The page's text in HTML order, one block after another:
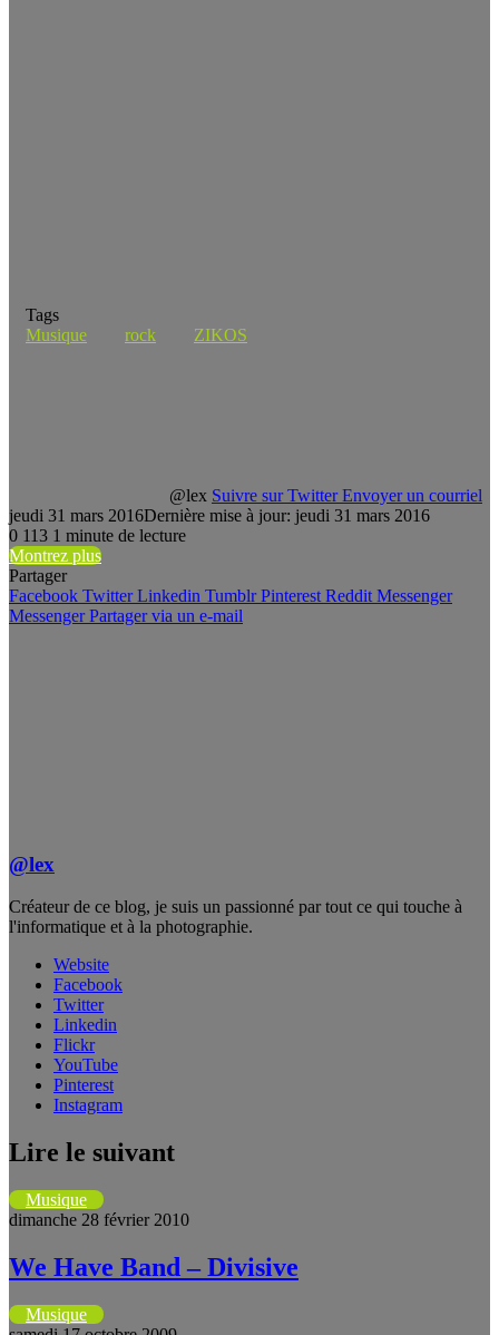
Tags
Musique
rock ZIKOS
@lex Suivre sur Twitter Envoyer un courriel
jeudi 31 mars 2016Dernière mise à jour: jeudi 31 mars 2016
0 113 1 minute de lecture
Montrez plus
Partager
Facebook Twitter Linkedin Tumblr Pinterest Reddit Messenger
Messenger Partager via un e-mail
@lex
Créateur de ce blog, je suis un passionné par tout ce qui touche à
l'informatique et à la photographie.
Website
Facebook
Twitter
Linkedin
Flickr
YouTube
Pinterest
Instagram
Lire le suivant
Musique
dimanche 28 février 2010
We Have Band – Divisive
Musique